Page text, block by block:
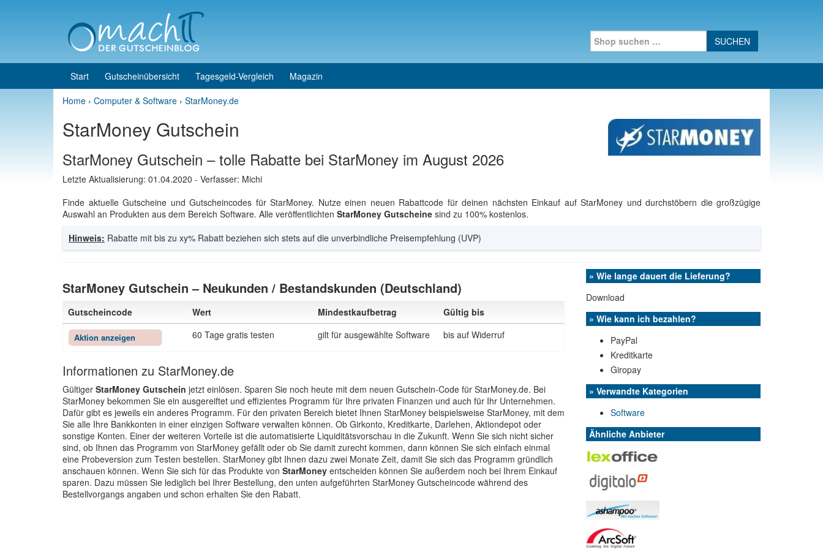
Search for:
Start Gutscheinübersicht Tagesgeld-Vergleich
Magazin
Home › Computer & Software › StarMoney.de
StarMoney Gutschein
StarMoney Gutschein – tolle Rabatte bei StarMoney im August 2026
Letzte Aktualisierung: 01.04.2020 - Verfasser: Michi
Finde aktuelle Gutscheine und Gutscheincodes für StarMoney. Nutze einen neuen Rabattcode für deinen nächsten Einkauf auf StarMoney und durchstöbern die großzügige
Auswahl an Produkten aus dem Bereich Software. Alle veröffentlichten StarMoney Gutscheine sind zu 100% kostenlos.
Hinweis: Rabatte mit bis zu xy% Rabatt beziehen sich stets auf die unverbindliche Preisempfehlung (UVP)
StarMoney Gutschein – Neukunden / Bestandskunden (Deutschland)
Gutscheincode Wert Mindestkaufbetrag Gültig bis
Aktion anzeigen 60 Tage gratis testen gilt für ausgewählte Software bis auf Widerruf
Informationen zu StarMoney.de
Gültiger StarMoney Gutschein jetzt einlösen. Sparen Sie noch heute mit dem neuen Gutschein-Code für StarMoney.de. Bei
StarMoney bekommen Sie ein ausgereiftet und effizientes Programm für Ihre privaten Finanzen und auch für Ihr Unternehmen.
Dafür gibt es jeweils ein anderes Programm. Für den privaten Bereich bietet Ihnen StarMoney beispielsweise StarMoney, mit dem
Sie alle Ihre Bankkonten in einer einzigen Software verwalten können. Ob Girkonto, Kreditkarte, Darlehen, Aktiondepot oder
sonstige Konten. Einer der weiteren Vorteile ist die automatisierte Liquiditätsvorschau in die Zukunft. Wenn Sie sich nicht sicher
sind, ob Ihnen das Programm von StarMoney gefällt oder ob Sie damit zurecht kommen, dann können Sie sich einfach einmal
eine Probeversion zum Testen bestellen. StarMoney gibt Ihnen dazu zwei Monate Zeit, damit Sie sich das Programm gründlich
anschauen können. Wenn Sie sich für das Produkte von StarMoney entscheiden können Sie außerdem noch bei Ihrem Einkauf
sparen. Dazu müssen Sie lediglich bei Ihrer Bestellung, den unten aufgeführten StarMoney Gutscheincode während des
Bestellvorgangs angaben und schon erhalten Sie den Rabatt.
» Wie lange dauert die Lieferung?
Download
» Wie kann ich bezahlen?
PayPal
Kreditkarte
Giropay
» Verwandte Kategorien
Software
Ähnliche Anbieter